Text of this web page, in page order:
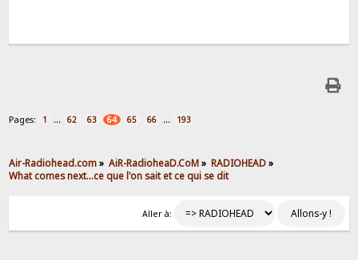
Pages: 1 ... 62 63 64 65 66 ... 193
Air-Radiohead.com» AiR-RadioheaD.CoM» RADIOHEAD»
What comes next...ce que l'on sait et ce qui se dit
Aller à: